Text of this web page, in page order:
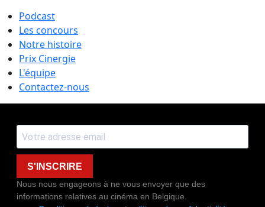
Podcast
Les concours
Notre histoire
Prix Cinergie
L'équipe
Contactez-nous
S'INSCRIRE
Nous nous engageons à ne vous envoyer que des
informations relatives au cinéma en Belgique.